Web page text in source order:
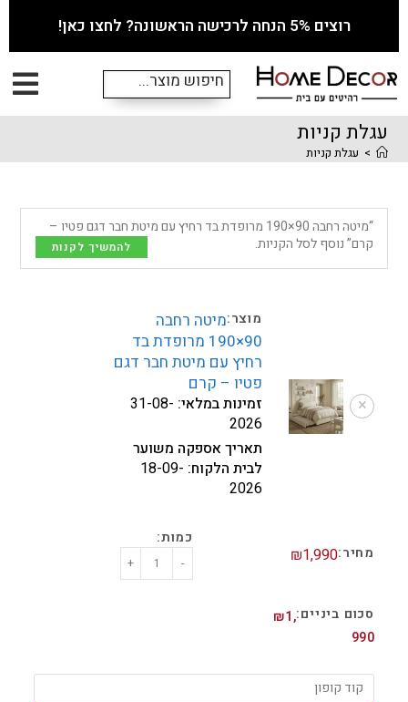
רוצים 5% הנחה לרכישה הראשונה? לחצו כאן!
עגלת קניות
> עגלת קניות
“מיטה רחבה 90×190 מרופדת בד רחיץ עם מיטת חבר דגם פטיו –
קרם” נוסף לסל הקניות.
להמשיך לקנות
×
מיטה רחבה
90×190 מרופדת בד
רחיץ עם מיטת חבר דגם
פטיו – קרם
זמינות במלאי: 31-08-
2026
תאריך אספקה משוער
לבית הלקוח: 18-09-
2026
₪1,990
-
+
₪1,
990